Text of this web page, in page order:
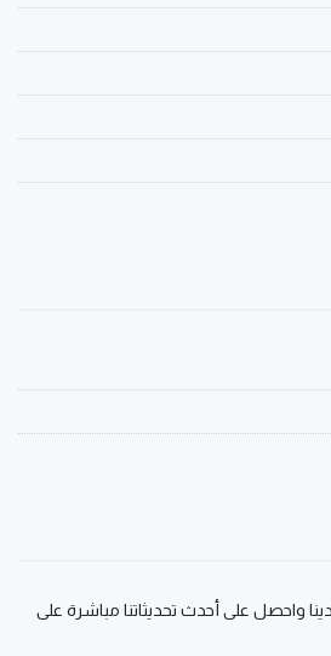
واحصل على أحدث تحديثاتنا مباشرة على